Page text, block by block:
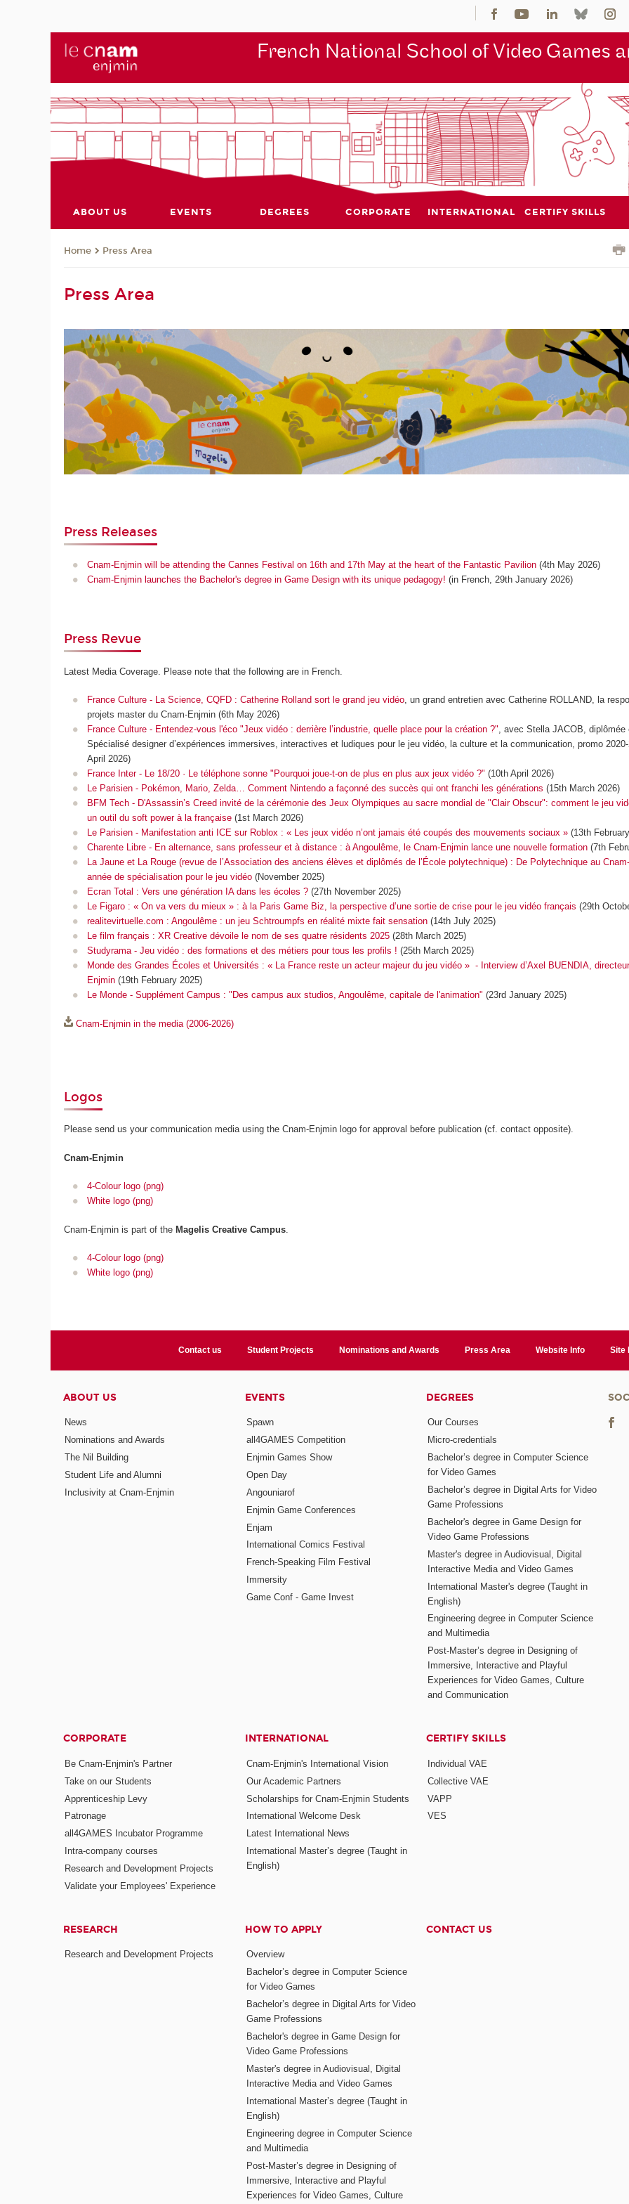
French National School of Video Games
ABOUT US EVENTS DEGREES CORPORATE INTERNATIONAL CERTIFY SKILLS
Home Press Area
Press Area
Press Releases
Cnam-Enjmin will be attending the Cannes Festival on 16th and 17th May at the heart of the Fantastic Pavilion(4th May 2026)
Cnam-Enjmin launches the Bachelor's degree in Game Design with its unique pedagogy! (in French, 29th January 2026)
Press Revue
Latest Media Coverage. Please note that the following are in French.
France Culture - La Science, CQFD : Catherine Rolland sort le grand jeu vidéo, un grand entretien avec Catherine ROLLAND, la
projets master du Cnam-Enjmin (6th May 2026)
France Culture - Entendez-vous l'éco "Jeux vidéo : derrière l’industrie, quelle place pour la création ?", avec Stella JACOB, diplômée
Spécialisé designer d’expériences immersives, interactives et ludiques pour le jeu vidéo, la culture et la communication, promo
April 2026)
France Inter - Le 18/20 · Le téléphone sonne "Pourquoi joue-t-on de plus en plus aux jeux vidéo ?" (10th April 2026)
Le Parisien - Pokémon, Mario, Zelda… Comment Nintendo a façonné des succès qui ont franchi les générations (15th March 2026)
BFM Tech - D'Assassin’s Creed invité de la cérémonie des Jeux Olympiques au sacre mondial de "Clair Obscur": comment le jeu
un outil du soft power à la française(1st March 2026)
Le Parisien - Manifestation anti ICE sur Roblox : « Les jeux vidéo n’ont jamais été coupés des mouvements sociaux »(13th
Charente Libre - En alternance, sans professeur et à distance : à Angoulême, le Cnam-Enjmin lance une nouvelle formation (7th
La Jaune et La Rouge (revue de l’Association des anciens élèves et diplômés de l’École polytechnique) : De Polytechnique au
année de spécialisation pour le jeu vidéo(November 2025)
Ecran Total : Vers une génération IA dans les écoles ? (27th November 2025)
Le Figaro : « On va vers du mieux » : à la Paris Game Biz, la perspective d’une sortie de crise pour le jeu vidéo français (29th
realitevirtuelle.com : Angoulême : un jeu Schtroumpfs en réalité mixte fait sensation(14th July 2025)
Le film français : XR Creative dévoile le nom de ses quatre résidents 2025(28th March 2025)
Studyrama - Jeu vidéo : des formations et des métiers pour tous les profils ! (25th March 2025)
Monde des Grandes Écoles et Universités : « La France reste un acteur majeur du jeu vidéo » - Interview d’Axel BUENDIA,
Enjmin(19th February 2025)
Le Monde - Supplément Campus : "Des campus aux studios, Angoulême, capitale de l'animation" (23rd January 2025)
Cnam-Enjmin in the media (2006-2026)
Logos
Please send us your communication media using the Cnam-Enjmin logo for approval before publication (cf. contact opposite).
Cnam-Enjmin
4-Colour logo (png)
White logo (png)
Cnam-Enjmin is part of the Magelis Creative Campus
4-Colour logo (png)
White logo (png)
Contact us Student Projects Nominations and Awards Press Area Website Info Site
ABOUT US
News
Nominations and Awards
The Nil Building
Student Life and Alumni
Inclusivity at Cnam-Enjmin
EVENTS
Spawn
all4GAMES Competition
Enjmin Games Show
Open Day
Angouniarof
Enjmin Game Conferences
Enjam
International Comics Festival
French-Speaking Film Festival
Immersity
Game Conf - Game Invest
DEGREES
Our Courses
Micro-credentials
Bachelor’s degree in Computer Science
for Video Games
Bachelor’s degree in Digital Arts for Video
Game Professions
Bachelor's degree in Game Design for
Video Game Professions
Master's degree in Audiovisual, Digital
Interactive Media and Video Games
International Master's degree (Taught in
English)
Engineering degree in Computer Science
and Multimedia
Post-Master’s degree in Designing of
Immersive, Interactive and Playful
Experiences for Video Games, Culture
and Communication
CORPORATE
Be Cnam-Enjmin's Partner
Take on our Students
Apprenticeship Levy
Patronage
all4GAMES Incubator Programme
Intra-company courses
Research and Development Projects
Validate your Employees' Experience
INTERNATIONAL
Cnam-Enjmin's International Vision
Our Academic Partners
Scholarships for Cnam-Enjmin Students
International Welcome Desk
Latest International News
International Master’s degree (Taught in
English)
CERTIFY SKILLS
Individual VAE
Collective VAE
VAPP
VES
RESEARCH
Research and Development Projects
HOW TO APPLY
Overview
Bachelor’s degree in Computer Science
for Video Games
Bachelor’s degree in Digital Arts for Video
Game Professions
Bachelor's degree in Game Design for
Video Game Professions
Master's degree in Audiovisual, Digital
Interactive Media and Video Games
International Master’s degree (Taught in
English)
Engineering degree in Computer Science
and Multimedia
Post-Master’s degree in Designing of
Immersive, Interactive and Playful
Experiences for Video Games, Culture
CONTACT US